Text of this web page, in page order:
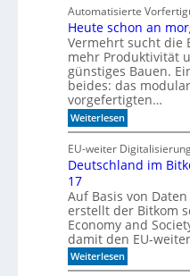
?u
f
S
c
h
i
e
n
e
n
i
n
s
c
h
l
i
f
f
i
m
A
k
s
i
k
p
a
n
Automatisierte
Heute schon an
Vermehrt sucht die
mehr Produktivität
günstiges Bauen.
beides: das
vorgefertigten…
Weiterlesen:
H
u
t
s
h
o
n
a
n
EU-weiter
Deutschland im
17
Auf Basis von
erstellt der Bitkom
Economy and
damit den EU-
Weiterlesen:
D